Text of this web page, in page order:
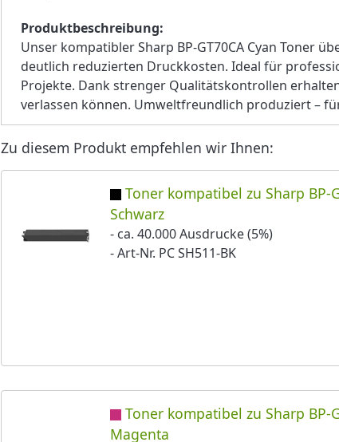
Produktbeschreibung:
Unser kompatibler Sharp BP-GT70CA Cyan Toner
deutlich reduzierten Druckkosten. Ideal für
Projekte. Dank strenger Qualitätskontrollen
verlassen können. Umweltfreundlich produziert –
Zu diesem Produkt empfehlen wir Ihnen:
Toner kompatibel zu Sharp BP-
Schwarz
- ca. 40.000 Ausdrucke (5%)
- Art-Nr. PC SH511-BK
Toner kompatibel zu Sharp BP-
Magenta